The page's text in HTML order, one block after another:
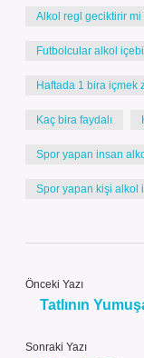
Alkol regl geciktirir mi
Futbolcular alkol
Haftada 1 bira içmek
Kaç bira faydalı
Spor yapan insan
Spor yapan kişi alkol
Önceki Yazı
Tatlının
Sonraki Yazı